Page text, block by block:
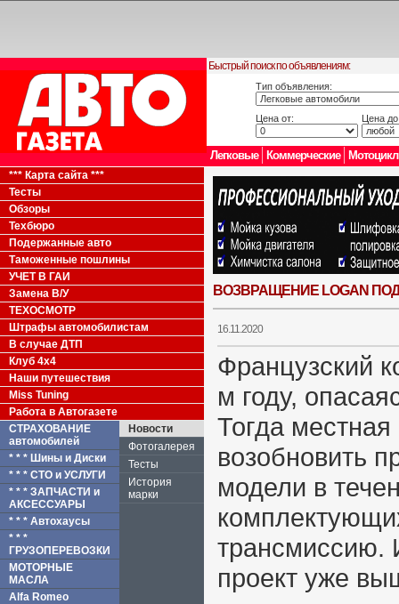
Быстрый поиск по объявлениям:
Тип объявления:
Цена от: Цена
Легковые Коммерческие
*** Карта сайта ***
Тесты
Обзоры
Техбюро
Подержанные авто
Таможенные пошлины
УЧЕТ В ГАИ
Замена В/У
ТЕХОСМОТР
Штрафы автомобилистам
В случае ДТП
Клуб 4x4
Наши путешествия
Miss Tuning
Работа в Автогазете
СТРАХОВАНИЕ
автомобилей
* * * Шины и Диски
* * * СТО и УСЛУГИ
* * * ЗАПЧАСТИ и
АКСЕССУАРЫ
* * * Автохаусы
* * *
ГРУЗОПЕРЕВОЗКИ
МОТОРНЫЕ
МАСЛА
Alfa Romeo
Новости
Фотогалерея
Тесты
История
марки
ВОЗВРАЩЕНИЕ LOGAN
16.11.2020
Французский
м году,
Тогда
возобновить
модели в
трансмиссию.
проект уже